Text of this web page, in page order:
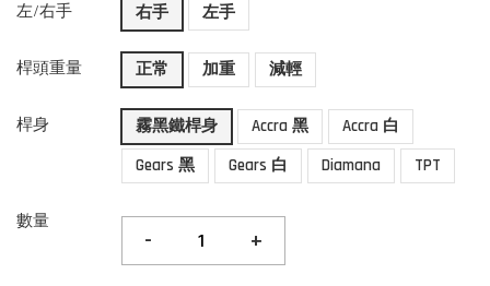
左/右手 右手 左手
桿頭重量 正常 加重 減輕
桿身 霧黑鐵桿身 Accra 黑
Accra 白
Gears 黑
Gears 白 Diamana TPT
數量
- +